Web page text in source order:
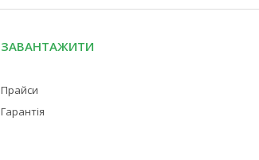
ЗАВАНТАЖИТИ
Прайси
Гарантія